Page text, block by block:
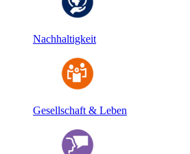
Nachhaltigkeit
Gesellschaft & Leben